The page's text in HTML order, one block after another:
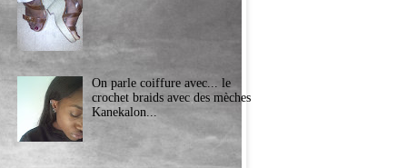
On parle coiffure avec... le
crochet braids avec des mèches
Kanekalon...